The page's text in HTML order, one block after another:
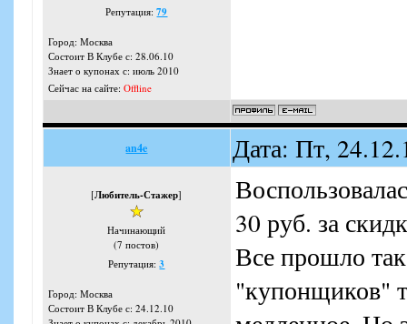
Репутация:79
Город: Москва
Состоит В Клубе с: 28.06.10
Знает о купонах с: июль 2010
Сейчас на сайте: Offline
an4e Дата: Пт,
[Любитель-Стажер]
Начинающий
(7 постов)
Репутация:3
Город: Москва
Состоит В Клубе с: 24.12.10
30 руб. за
Все прошло так
"купонщиков"